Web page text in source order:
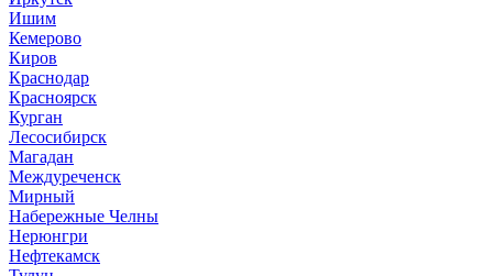
Ишим
Кемерово
Киров
Краснодар
Красноярск
Курган
Лесосибирск
Магадан
Междуреченск
Мирный
Набережные Челны
Нерюнгри
Нефтекамск